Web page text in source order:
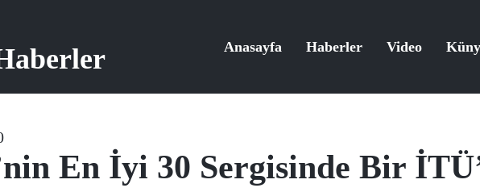
Anasayfa Haberler Video
En İyi 30 Sergisinde Bir